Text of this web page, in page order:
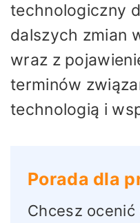
technologiczny
dalszych zmian
wraz z
terminów
technologią i
Porada dla
Chcesz